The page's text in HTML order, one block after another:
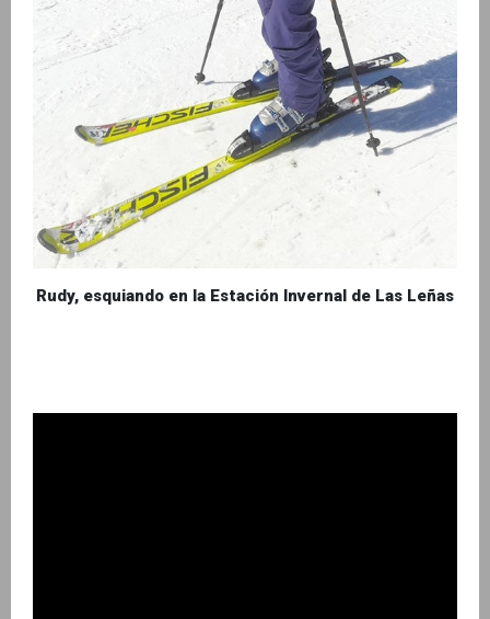
Rudy, esquiando en la Estación Invernal de Las Leñas